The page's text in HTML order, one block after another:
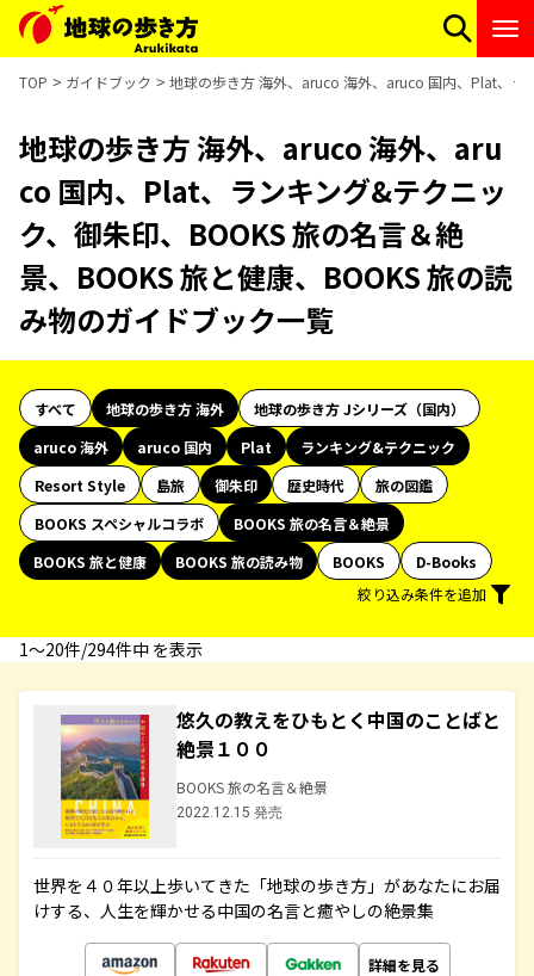
TOP ガイドブック 地球の歩き方 海外、aruco 海外、aruco 国内、Plat、ラ
地球の歩き方 海外、aruco 海外、aru
co 国内、Plat、ランキング&テクニッ
ク、御朱印、BOOKS 旅の名言＆絶
景、BOOKS 旅と健康、BOOKS 旅の読
み物のガイドブック一覧
すべて 地球の歩き方 海外
地球の歩き方 Jシリーズ（国内）
aruco 海外
aruco 国内 Plat
ランキング&テクニック
Resort Style
島旅 御朱印 歴史時代
旅の図鑑
BOOKS スペシャルコラボ
BOOKS 旅の名言＆絶景
BOOKS 旅と健康
BOOKS 旅の読み物 BOOKS
D-Books
絞り込み条件を追加
1〜20件/294件中 を表示
悠久の教えをひもとく中国のことばと
絶景１００
BOOKS 旅の名言＆絶景
2022.12.15 発売
世界を４０年以上歩いてきた「地球の歩き方」があなたにお届
けする、人生を輝かせる中国の名言と癒やしの絶景集
詳細を見る